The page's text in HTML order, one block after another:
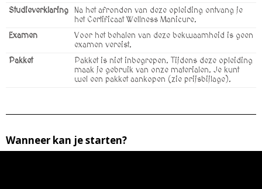
Studieverklaring
Na het afronden van deze opleiding ontvang je
het Certificaat Wellness Manicure.
Examen
Voor het behalen van deze bekwaamheid is geen
examen vereist.
Pakket
Pakket is niet inbegrepen. Tijdens deze opleiding
maak je gebruik van onze materialen. Je kunt
wel een pakket aankopen (zie prijsbijlage).
Wanneer kan je starten?